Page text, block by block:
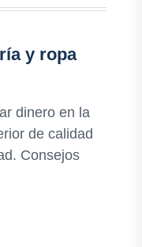
y ropa
dinero en la
de calidad
Consejos